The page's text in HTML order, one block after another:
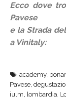
Ecco dove
Pavese
e la Strada
a Vinitaly:
academy,
Pavese,
iulm, lombardia,